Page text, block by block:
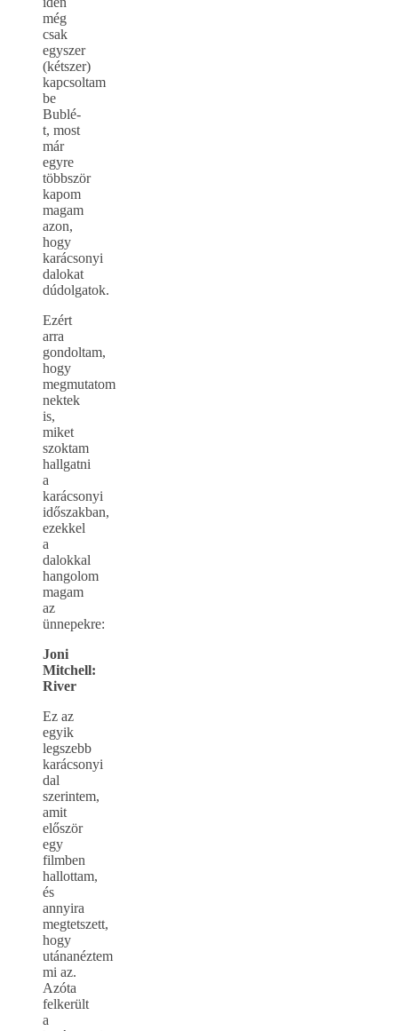
még
csak
egyszer
(kétszer)
kapcsoltam
be
Bublé-
t, most
már
egyre
többször
kapom
magam
azon,
hogy
karácsonyi
dalokat
dúdolgatok.
Ezért
arra
gondoltam,
hogy
megmutatom
nektek
is,
miket
szoktam
hallgatni
a
karácsonyi
időszakban,
ezekkel
a
dalokkal
hangolom
magam
az
ünnepekre:
Joni
Mitchell:
River
Ez az
egyik
legszebb
karácsonyi
dal
szerintem,
amit
először
egy
filmben
hallottam,
és
annyira
megtetszett,
hogy
utánanéztem
mi az.
Azóta
felkerült
a